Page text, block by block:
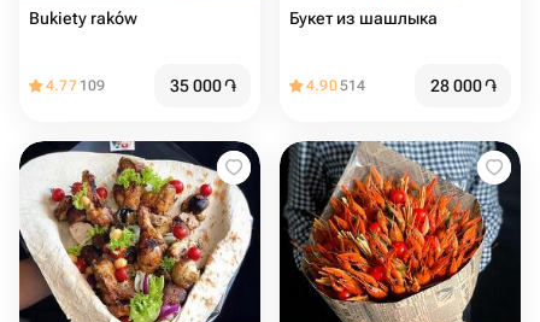
Bukiety raków
4.77 109 35 000֏
Букет из шашлыка
4.90514 28 000֏